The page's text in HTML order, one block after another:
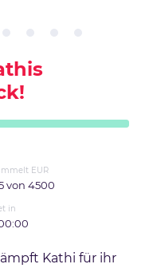
EUR
von 4500
in
Kathi für ihr